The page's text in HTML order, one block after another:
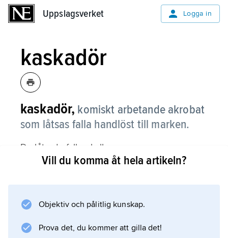
Uppslagsverket Logga in
kaskadör
kaskadör, komiskt arbetande akrobat
som låtsas falla handlöst till marken.
De låtsade fallen kallas
kaskader
Information om artikeln
Vill du komma åt hela artikeln?
Objektiv och pålitlig kunskap.
Prova det, du kommer att gilla det!